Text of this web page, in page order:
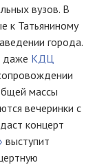
вузов. В
к Татьяниному
города.
даже КДЦ
массы
вечеринки с
даст концерт
выступит